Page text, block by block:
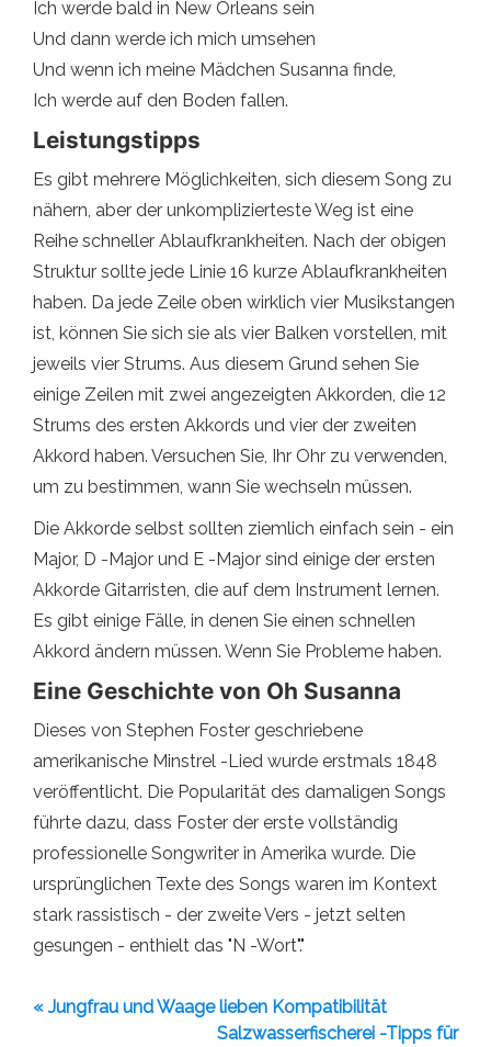
Ich werde bald in New Orleans sein
Und dann werde ich mich umsehen
Und wenn ich meine Mädchen Susanna finde,
Ich werde auf den Boden fallen.
Leistungstipps
Es gibt mehrere Möglichkeiten, sich diesem Song zu
nähern, aber der unkomplizierteste Weg ist eine
Reihe schneller Ablaufkrankheiten. Nach der obigen
Struktur sollte jede Linie 16 kurze Ablaufkrankheiten
haben. Da jede Zeile oben wirklich vier Musikstangen
ist, können Sie sich sie als vier Balken vorstellen, mit
jeweils vier Strums. Aus diesem Grund sehen Sie
einige Zeilen mit zwei angezeigten Akkorden, die 12
Strums des ersten Akkords und vier der zweiten
Akkord haben. Versuchen Sie, Ihr Ohr zu verwenden,
um zu bestimmen, wann Sie wechseln müssen.
Die Akkorde selbst sollten ziemlich einfach sein - ein
Major, D -Major und E -Major sind einige der ersten
Akkorde Gitarristen, die auf dem Instrument lernen.
Es gibt einige Fälle, in denen Sie einen schnellen
Akkord ändern müssen. Wenn Sie Probleme haben.
Eine Geschichte von Oh Susanna
Dieses von Stephen Foster geschriebene
amerikanische Minstrel -Lied wurde erstmals 1848
veröffentlicht. Die Popularität des damaligen Songs
führte dazu, dass Foster der erste vollständig
professionelle Songwriter in Amerika wurde. Die
ursprünglichen Texte des Songs waren im Kontext
stark rassistisch - der zweite Vers - jetzt selten
gesungen - enthielt das "N -Wort"."
« Jungfrau und Waage lieben Kompatibilität
Salzwasserfischerei -Tipps für